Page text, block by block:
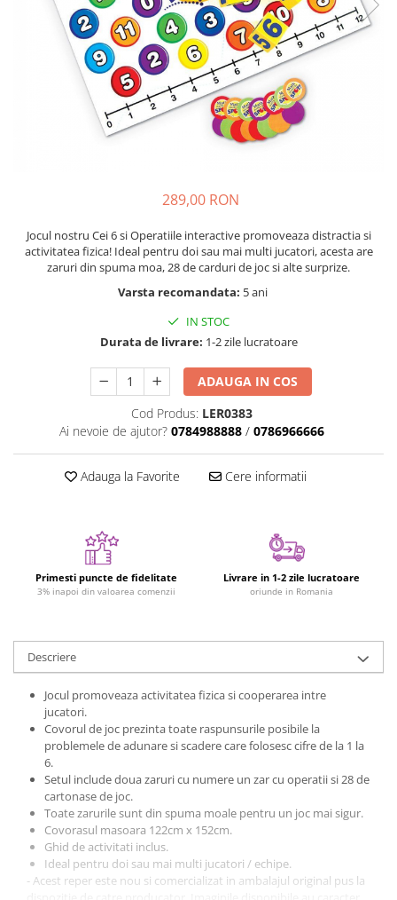
Nisip kinetic
Jucarii interactive
Proiector pentru copii
Instrumente muzicale pentru copii
Caruseluri muzicale
Banc de lucru pentru copii
Casa de papusi
Bormasina magica
Costum Halloween Copii
Animale de jucarie
Jucarii cu Dinozauri
Figurine cu animale domestice
Figurine
Jucarii cu cifre
Seturi Numberblocks
Jucarii de motricitate
Puzzle-uri
Puzzle clasic
Puzzle incastru
Puzzle de podea
IQ puzzle
Jucarii bebelusi
Jucarii de baie
Zornaitoare
Jucarii dentitie
Jucarii senzoriale
Jucarii motrice pentru bebelusi
Cadou copii 8 ani
Cadou copii 9 ani
Cadou copii 10 ani
Cadou copii 11 ani
Cadou copii 12 ani
289,00 RON
Jocul nostru Cei 6 si Operatiile interactive promoveaza distractia si
activitatea fizica! Ideal pentru doi sau mai multi jucatori, acesta are
zaruri din spuma mo​a, 28 de carduri de joc si alte surprize.
Varsta recomandata: 5 ani
IN STOC
Durata de livrare: 1-2 zile lucratoare
ADAUGA IN COS
Cod Produs: LER0383
Ai nevoie de ajutor? 0784988888 / 0786966666
Adauga la Favorite Cere informatii
Primesti puncte de fidelitate
3% inapoi din valoarea comenzii
Livrare in 1-2 zile lucratoare
oriunde in Romania
Descriere
Jocul promoveaza activitatea fizica si cooperarea intre
jucatori.
Covorul de joc prezinta toate raspunsurile posibile la
problemele de adunare si scadere care folosesc cifre de la 1 la
6.
Setul include doua zaruri cu numere un zar cu operatii si 28 de
cartonase de joc.
Toate zarurile sunt din spuma moale pentru un joc mai sigur.
Covorasul masoara 122cm x 152cm.
Ghid de activitati inclus.
Ideal pentru doi sau mai multi jucatori / echipe.
- Acest reper este nou si comercializat in ambalajul original pus la